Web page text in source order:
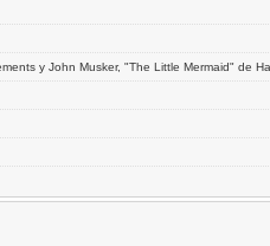
y John Musker, "The Little Mermaid" de